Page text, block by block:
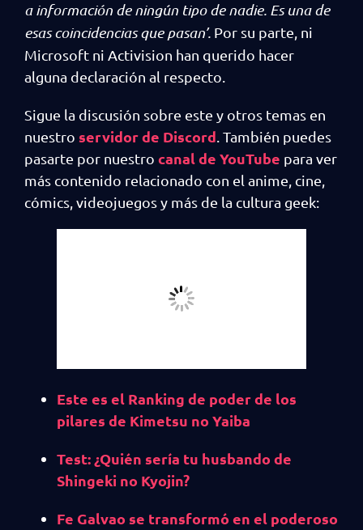
a información de ningún tipo de nadie. Es una de
esas coincidencias que pasan’. Por su parte, ni
Microsoft ni Activision han querido hacer
alguna declaración al respecto.
Sigue la discusión sobre este y otros temas en
nuestro servidor de Discord . También puedes
pasarte por nuestro canal de YouTube para ver
más contenido relacionado con el anime, cine,
cómics, videojuegos y más de la cultura geek:
Este es el Ranking de poder de los
pilares de Kimetsu no Yaiba
Test: ¿Quién sería tu husbando de
Shingeki no Kyojin?
Fe Galvao se transformó en el poderoso